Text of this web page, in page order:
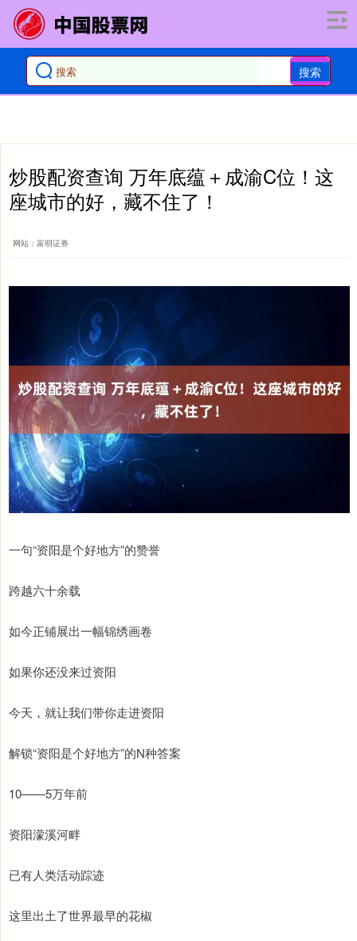
搜索
炒股配资查询 万年底蕴＋成渝C位！这
座城市的好，藏不住了！
网站：富明证券
一句“资阳是个好地方”的赞誉
跨越六十余载
如今正铺展出一幅锦绣画卷
如果你还没来过资阳
今天，就让我们带你走进资阳
解锁“资阳是个好地方”的N种答案
10——5万年前
资阳濛溪河畔
已有人类活动踪迹
这里出土了世界最早的花椒